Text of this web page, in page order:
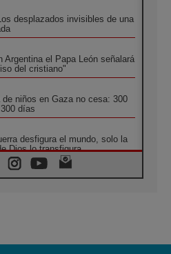
desplazados invisibles de una
Argentina el Papa León señalará
del cristiano"
de niños en Gaza no cesa: 300
días
desfigura el mundo, solo la
Dios lo transfigura
Trienal de Arte de las